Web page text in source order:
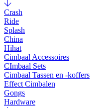
Crash
Ride
Splash
China
Hihat
Cimbaal Accessoires
CImbaal Sets
Cimbaal Tassen en -koffers
Effect Cimbalen
Gongs
Hardware